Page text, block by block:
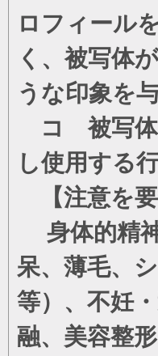
ロフィール
く、被写体
うな印象を
コ 被写体
し使用する
【注意を要
身体的精
呆、薄毛、
等）、不妊
融、美容整